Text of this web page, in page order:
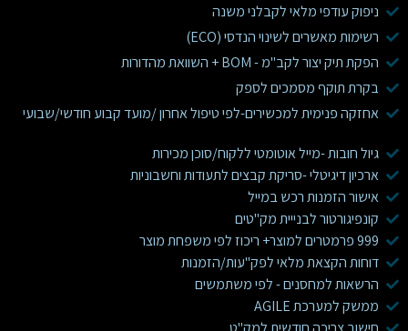
ניפוק עודפי מלאי לקבלני משנה
רשימות מאשרים לשינוי הנדסי (ECO)
הפקת תיק יצור לקב"מ - BOM + השוואת מהדורות
בקרת תוקף מסמכים לספק
אחזקה פנימית למכשירים-לפי טיפול אחרון /מועד קבוע חודשי/שבועי
גיול חובות -מייל אוטומטי ללקוח/סוכן מכירות
ארכיון דיגיטלי -סריקת קבצים לתעודות וחשבוניות
אישור הזמנות רכש במייל
קונפיגורטור לבנייית מק"טים
999 פרמטרים למוצר+ ריכוז לפי משפחת מוצר
דוחות הקצאת מלאי לפק"עות/הזמנות
הרשאות למחסנים - לפי משתמשים
ממשק למערכת AGILE